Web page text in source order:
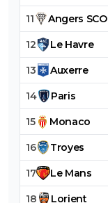
11 Angers SCO
12 Le Havre
13 Auxerre
14 Paris
15 Monaco
16 Troyes
17 Le Mans
18 Lorient